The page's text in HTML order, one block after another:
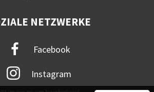
NETZWERKE
Facebook
Instagram